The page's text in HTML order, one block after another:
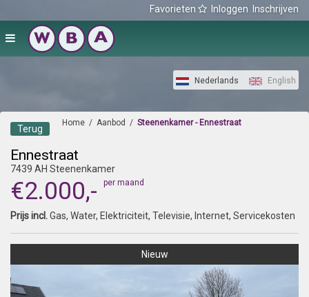
Favorieten Inloggen Inschrijven
Nederlands English
Home / Aanbod / Steenenkamer - Ennestraat
Terug
Ennestraat
7439 AH Steenenkamer
€2.000,- per maand
Prijs incl.Gas, Water, Elektriciteit, Televisie, Internet, Servicekosten
Nieuw